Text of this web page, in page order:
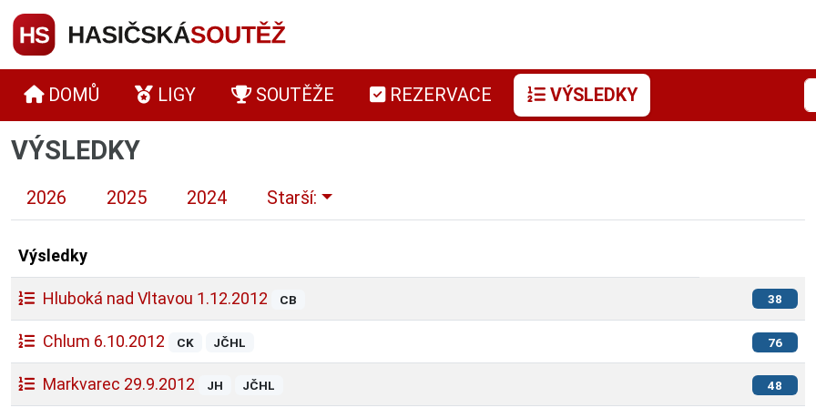
DOMŮ LIGY SOUTĚŽE REZERVACE VÝSLEDKY
VÝSLEDKY
2026 2025 2024 Starší:
Výsledky
Hluboká nad Vltavou 1.12.2012 CB 38
Chlum 6.10.2012 CK JČHL 76
Markvarec 29.9.2012 JH JČHL 48